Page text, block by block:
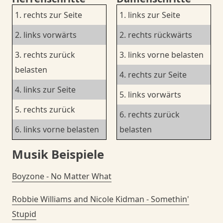
1. rechts zur Seite
2. links vorwärts
3. rechts zurück
belasten
4. links zur Seite
5. rechts zurück
6. links vorne belasten
1. links zur Seite
2. rechts rückwärts
3. links vorne belasten
4. rechts zur Seite
5. links vorwärts
6. rechts zurück
belasten
Musik Beispiele
Boyzone - No Matter What
Robbie Williams and Nicole Kidman - Somethin'
Stupid